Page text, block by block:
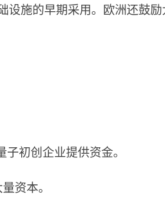
施的早期采用。欧洲还鼓
初创企业提供资金。
资本。